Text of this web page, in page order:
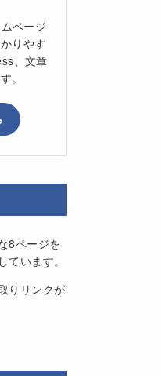
ページ
りやす
、文章
。
8ページを
います。
りリンクが